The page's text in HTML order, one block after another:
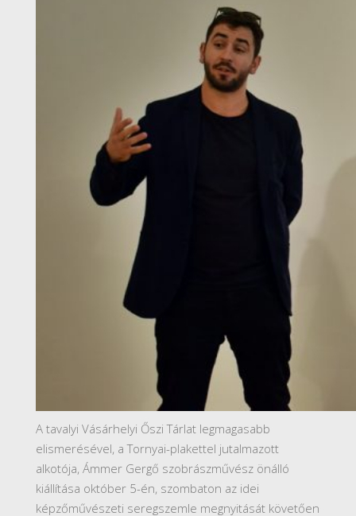
A tavalyi Vásárhelyi Őszi Tárlat legmagasabb
elismerésével, a Tornyai-plakettel jutalmazott
alkotója, Ámmer Gergő szobrászművész önálló
kiállítása október 5-én, szombaton az idei
képzőművészeti seregszemle megnyitását követően